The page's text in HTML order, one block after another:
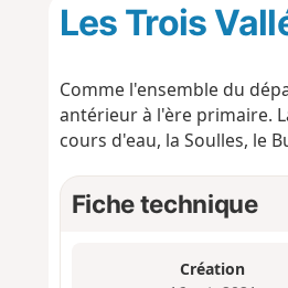
Les Trois
Comme l'ensemble du
antérieur à l'ère primaire.
cours d'eau, la Soulles, le
Fiche technique
Création